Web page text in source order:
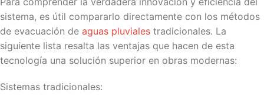
sistema, es útil compararlo directamente con los métodos
de evacuación de aguas pluviales tradicionales. La
siguiente lista resalta las ventajas que hacen de esta
tecnología una solución superior en obras modernas:
Sistemas tradicionales: